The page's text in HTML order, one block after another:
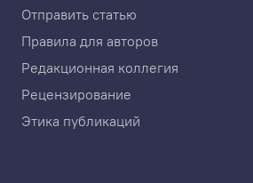
Отправить статью
Правила для авторов
Редакционная коллегия
Рецензирование
Этика публикаций